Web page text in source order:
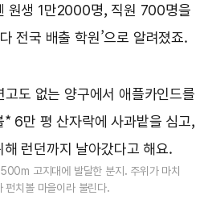
원생 1만2000명, 직원 700명을
전국 배출 학원’으로 알려졌죠.
도 없는 양구에서 애플카인드를
* 6만 평 산자락에 사과밭을 심고,
런던까지 날아갔다고 해요.
고지대에 발달한 분지. 주위가 마치
치볼 마을이라 불린다.